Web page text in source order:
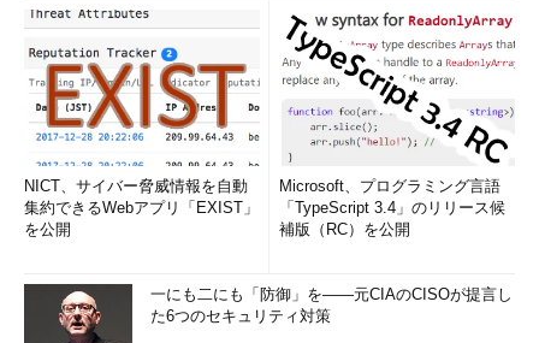
結論から言うと、Reset this PC（このPCを初期状態に戻す）
は、Windows 10 バージョン1703以前とバージョン1709で、1つ
大きな仕様変更が見つかりました。Fresh startは、Windows 10
バージョン1709の場合、OEMプリインストール関係を除けば、
Reset this PCと結果はほぼ同じになりました。
「このPCを初期状態に戻す（Reset this
NICT、サイバー脅威情報を自動
集約できるWebアプリ「EXIST」
を公開
Microsoft、プログラミング言語
「TypeScript 3.4」のリリース候
補版（RC）を公開
一にも二にも「防御」を――元CIAのCISOが提言し
た6つのセキュリティ対策